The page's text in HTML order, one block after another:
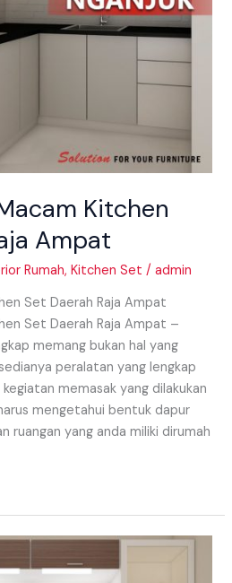
Kitchen
Ampat
Rumah,Kitchen Set /admin
Set Daerah Raja Ampat
Set Daerah Raja Ampat –
memang bukan hal yang
peralatan yang lengkap
memasak yang dilakukan
mengetahui bentuk dapur
ruangan yang anda miliki dirumah